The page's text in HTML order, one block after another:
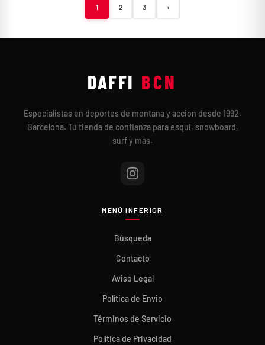
1 2 3 ›
DAFFI BCN
Especialistas en deportes de montana y accion desde 1992.
Barcelona. Tu tienda de confianza para esqui, snowboard,
surf y mas.
MENÚ INFERIOR
Búsqueda
Contacto
Aviso Legal
Política de Envio
Términos de Servicio
Política de Privacidad